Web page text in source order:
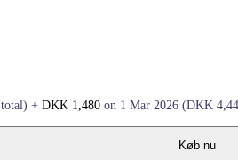
total) + DKK 1,480 on 1 Mar 2026 (DKK
Køb nu